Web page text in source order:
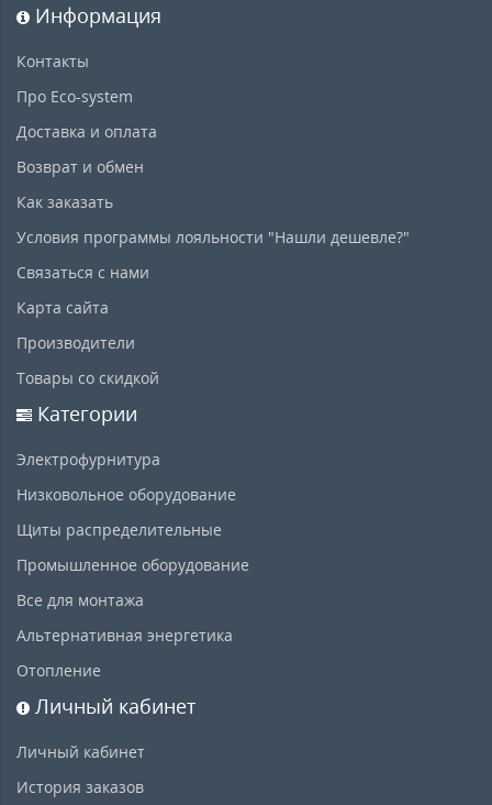
Информация
Контакты
Про Eco-system
Доставка и оплата
Возврат и обмен
Как заказать
Условия программы лояльности "Нашли дешевле?"
Связаться с нами
Карта сайта
Производители
Товары со скидкой
Категории
Электрофурнитура
Низковольное оборудование
Щиты распределительные
Промышленное оборудование
Все для монтажа
Альтернативная энергетика
Отопление
Личный кабинет
Личный кабинет
История заказов